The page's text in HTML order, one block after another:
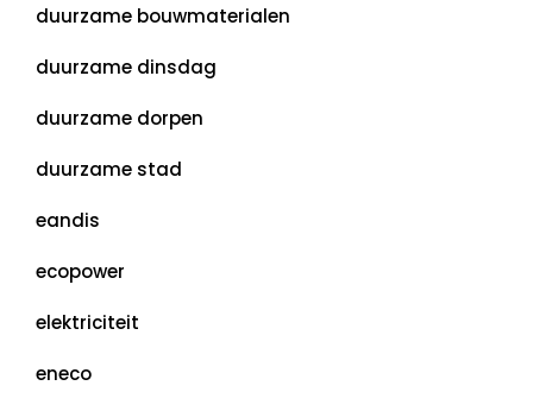
duurzame bouwmaterialen
duurzame dinsdag
duurzame dorpen
duurzame stad
eandis
ecopower
elektriciteit
eneco